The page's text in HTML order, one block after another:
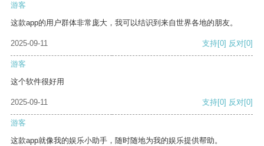
游客
这款app的用户群体非常庞大，我可以结识到来自世界各地的朋友。
2025-09-11 支持[0] 反对[0]
游客
这个软件很好用
2025-09-11 支持[0] 反对[0]
游客
这款app就像我的娱乐小助手，随时随地为我的娱乐提供帮助。